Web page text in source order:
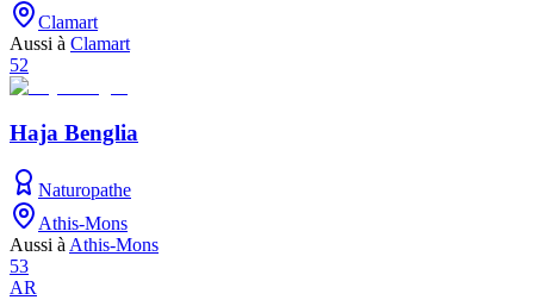
Clamart
Aussi à Clamart
52
Haja Benglia
Naturopathe
Athis-Mons
Aussi à Athis-Mons
53
AR